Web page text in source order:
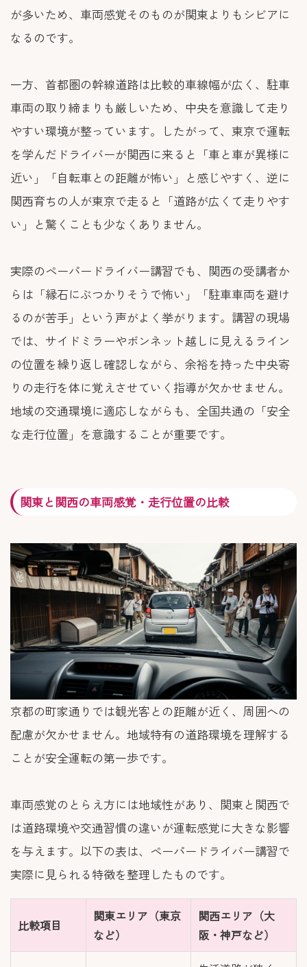
が多いため、車両感覚そのものが関東よりもシビアに
なるのです。
一方、首都圏の幹線道路は比較的車線幅が広く、駐車
車両の取り締まりも厳しいため、中央を意識して走り
やすい環境が整っています。したがって、東京で運転
を学んだドライバーが関西に来ると「車と車が異様に
近い」「自転車との距離が怖い」と感じやすく、逆に
関西育ちの人が東京で走ると「道路が広くて走りやす
い」と驚くことも少なくありません。
実際のペーパードライバー講習でも、関西の受講者か
らは「縁石にぶつかりそうで怖い」「駐車車両を避け
るのが苦手」という声がよく挙がります。講習の現場
では、サイドミラーやボンネット越しに見えるライン
の位置を繰り返し確認しながら、余裕を持った中央寄
りの走行を体に覚えさせていく指導が欠かせません。
地域の交通環境に適応しながらも、全国共通の「安全
な走行位置」を意識することが重要です。
関東と関西の車両感覚・走行位置の比較
京都の町家通りでは観光客との距離が近く、周囲への
配慮が欠かせません。地域特有の道路環境を理解する
ことが安全運転の第一歩です。
車両感覚のとらえ方には地域性があり、関東と関西で
は道路環境や交通習慣の違いが運転感覚に大きな影響
を与えます。以下の表は、ペーパードライバー講習で
実際に見られる特徴を整理したものです。
比較項目
関東エリア（東京
など）
関西エリア（大
阪・神戸など）